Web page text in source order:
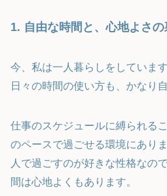
1. 自由な時間と、心地よさの
今、私は一人暮らしをしています
日々の時間の使い方も、かなり自
仕事のスケジュールに縛られる
のペースで過ごせる環境にあり
人で過ごすのが好きな性格なの
間は心地よくもあります。